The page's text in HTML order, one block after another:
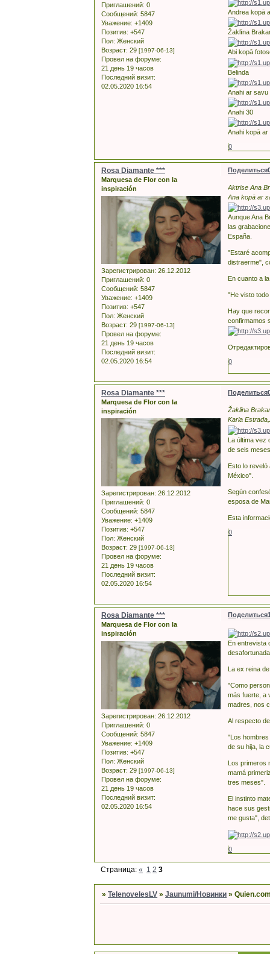
Приглашений: 0
Сообщений: 5847
Уважение: +1409
Позитив: +547
Пол: Женский
Возраст: 29 [1997-06-13]
Провел на форуме:
21 день 19 часов
Последний визит:
02.05.2020 16:54
Andrea kopā
Žaklīna
Abi kopā
Belinda
Anahi ar savu
Anahi 30
Anahi kopā
0
Поделиться
Rosa Diamante ***
Marquesa de Flor con la
inspiración
Зарегистрирован: 26.12.2012
Приглашений: 0
Сообщений: 5847
Уважение: +1409
Позитив: +547
Пол: Женский
Возраст: 29 [1997-06-13]
Провел на форуме:
21 день 19 часов
Последний визит:
02.05.2020 16:54
Aktrise Ana
Ana kopā ar
Aunque Ana
las
España.
"Estaré
distraerme",
En cuanto a
"He visto
Hay que
confirmamos
0
Поделиться
Rosa Diamante ***
Marquesa de Flor con la
inspiración
Зарегистрирован: 26.12.2012
Приглашений: 0
Сообщений: 5847
Уважение: +1409
Позитив: +547
Пол: Женский
Возраст: 29 [1997-06-13]
Провел на форуме:
21 день 19 часов
Последний визит:
02.05.2020 16:54
Žaklīna
Karla
La última vez
de seis
Esto lo reveló
México".
Según
esposa de
Esta
0
Поделиться
Rosa Diamante ***
Marquesa de Flor con la
inspiración
Зарегистрирован: 26.12.2012
Приглашений: 0
Сообщений: 5847
Уважение: +1409
Позитив: +547
Пол: Женский
Возраст: 29 [1997-06-13]
Провел на форуме:
21 день 19 часов
Последний визит:
02.05.2020 16:54
En entrevista
La ex reina
"Como
más fuerte, a
madres, nos
Al respecto
"Los hombres
de su hija, la
Los primeros
mamá
tres meses".
El instinto
hace sus
me gusta",
0
Страница:« 1 2 3
»TelenovelesLV »Jaunumi/Новинки »